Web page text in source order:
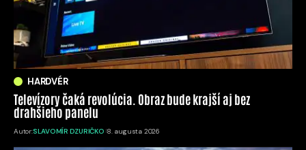
HARDVÉR
Televízory čaká revolúcia. Obraz bude krajší aj bez
drahšieho panelu
Autor:SLAVOMÍR DZURIČKO 8. augusta 2026